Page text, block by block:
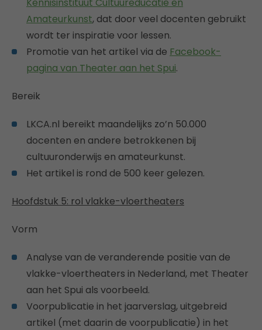
Amateurkunst, dat door veel docenten gebruikt
wordt ter inspiratie voor lessen.
Promotie van het artikel via de Facebook-
pagina van Theater aan het Spui.
Bereik
LKCA.nl bereikt maandelijks zo’n 50.000
docenten en andere betrokkenen bij
cultuuronderwijs en amateurkunst.
Het artikel is rond de 500 keer gelezen.
Hoofdstuk 5: rol vlakke-vloertheaters
Vorm
Analyse van de veranderende positie van de
vlakke-vloertheaters in Nederland, met Theater
aan het Spui als voorbeeld.
Voorpublicatie in het jaarverslag, uitgebreid
artikel (met daarin de voorpublicatie) in het